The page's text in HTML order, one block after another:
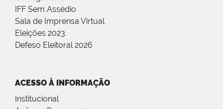
IFF Sem Assédio
Sala de Imprensa Virtual
Eleições 2023
Defeso Eleitoral 2026
ACESSO À INFORMAÇÃO
Institucional